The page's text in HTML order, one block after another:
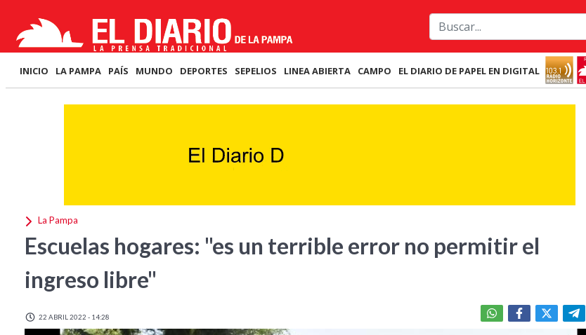
INICIO LA PAMPA PAÍS MUNDO DEPORTES SEPELIOS LINEA ABIERTA CAMPO EL DIARIO DE PAPEL EN DIGITAL
La Pampa
Escuelas hogares: "es un terrible error no permitir el
ingreso libre"
22 ABRIL 2022 - 14:28